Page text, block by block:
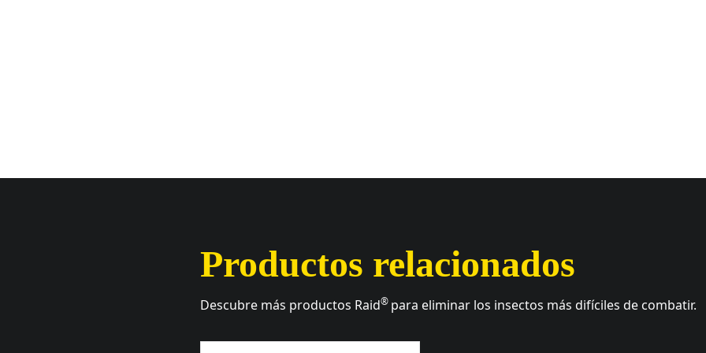
Productos relacionados
Descubre más productos Raid® para eliminar los insectos más difíciles de combatir.